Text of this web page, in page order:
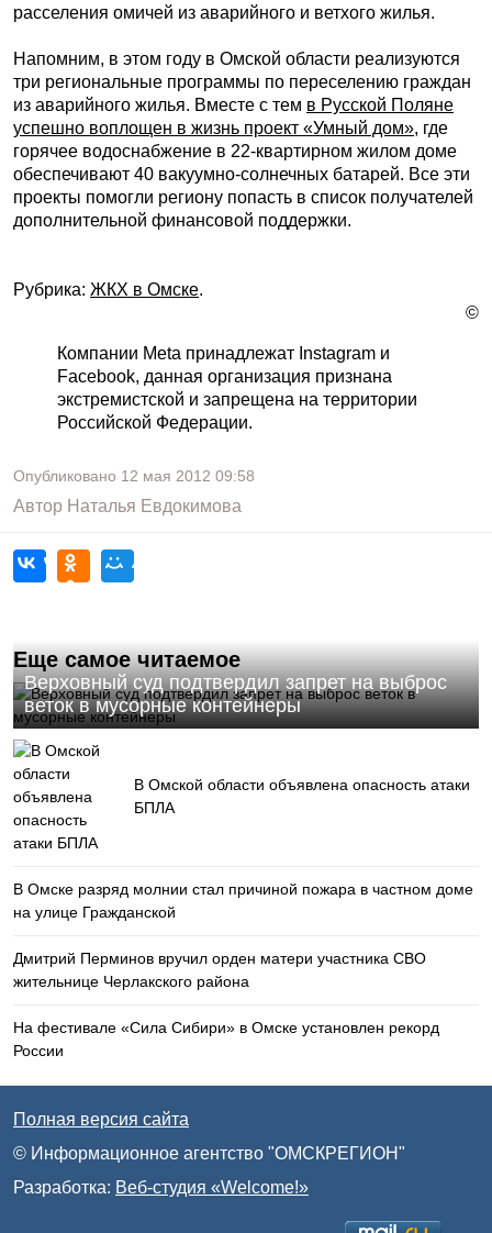
расселения омичей из аварийного и ветхого жилья.
Напомним, в этом году в Омской области реализуются
три региональные программы по переселению граждан
из аварийного жилья. Вместе с тем в Русской Поляне
успешно воплощен в жизнь проект «Умный дом», где
горячее водоснабжение в 22-квартирном жилом доме
обеспечивают 40 вакуумно-солнечных батарей. Все эти
проекты помогли региону попасть в список получателей
дополнительной финансовой поддержки.
Рубрика: ЖКХ в Омске.
©
Компании Meta принадлежат Instagram и
Facebook, данная организация признана
экстремистской и запрещена на территории
Российской Федерации.
Опубликовано 12 мая 2012 09:58
Автор Наталья Евдокимова
Еще самое читаемое
Верховный суд подтвердил запрет на выброс
веток в мусорные контейнеры
В Омской области объявлена опасность атаки
БПЛА
В Омске разряд молнии стал причиной пожара в частном доме
на улице Гражданской
Дмитрий Перминов вручил орден матери участника СВО
жительнице Черлакского района
На фестивале «Сила Сибири» в Омске установлен рекорд
России
Полная версия сайта
© Информационное агентство "ОМСКРЕГИОН"
Разработка: Веб-студия «Welcome!»